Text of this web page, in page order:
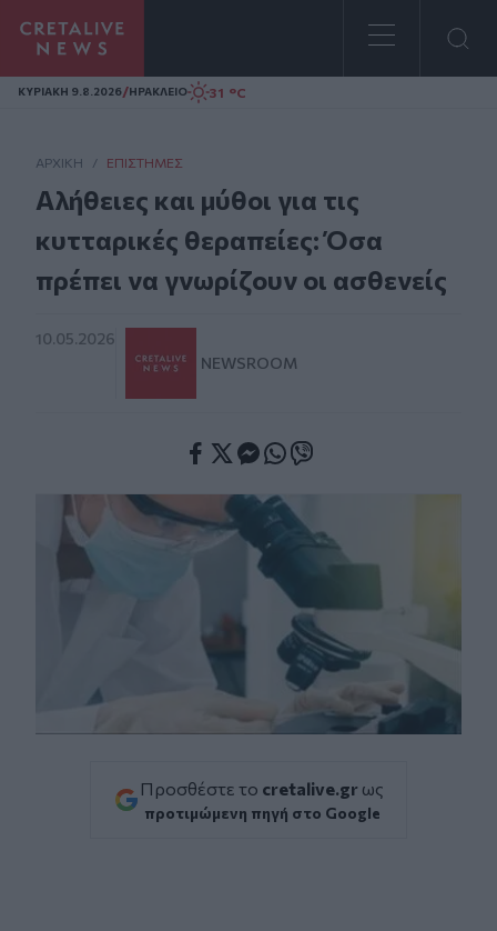
Homepage
ΚΥΡΙΑΚΗ 9.8.2026/ΗΡΑΚΛΕΙΟ 31 °C
ΑΡΧΙΚΗ / ΕΠΙΣΤΉΜΕΣ
Αλήθειες και μύθοι για τις
κυτταρικές θεραπείες: Όσα
πρέπει να γνωρίζουν οι ασθενείς
10.05.2026
NEWSROOM
Προσθέστε το cretalive.gr ως
προτιμώμενη πηγή στο Google